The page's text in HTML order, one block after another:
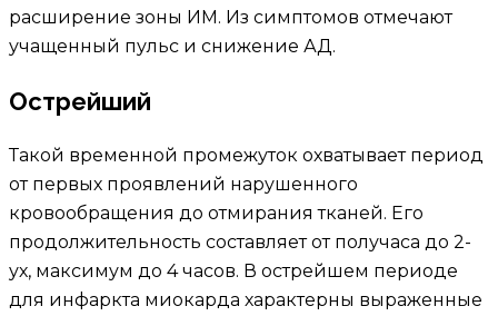
расширение зоны ИМ. Из симптомов отмечают
учащенный пульс и снижение АД.
Острейший
Такой временной промежуток охватывает период
от первых проявлений нарушенного
кровообращения до отмирания тканей. Его
продолжительность составляет от получаса до 2-
ух, максимум до 4 часов. В острейшем периоде
для инфаркта миокарда характерны выраженные